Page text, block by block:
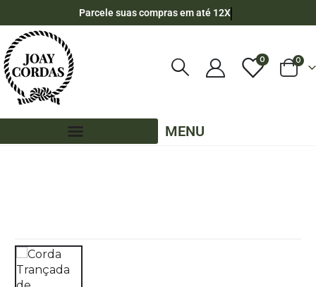
Parcele suas compras em até 12X
0 0
MENU